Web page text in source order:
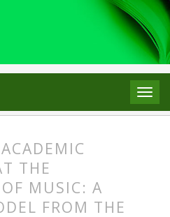
THE
MUSIC: A
FROM THE